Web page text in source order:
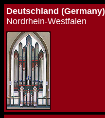
Deutschland (Germany)
Nordrhein-Westfalen